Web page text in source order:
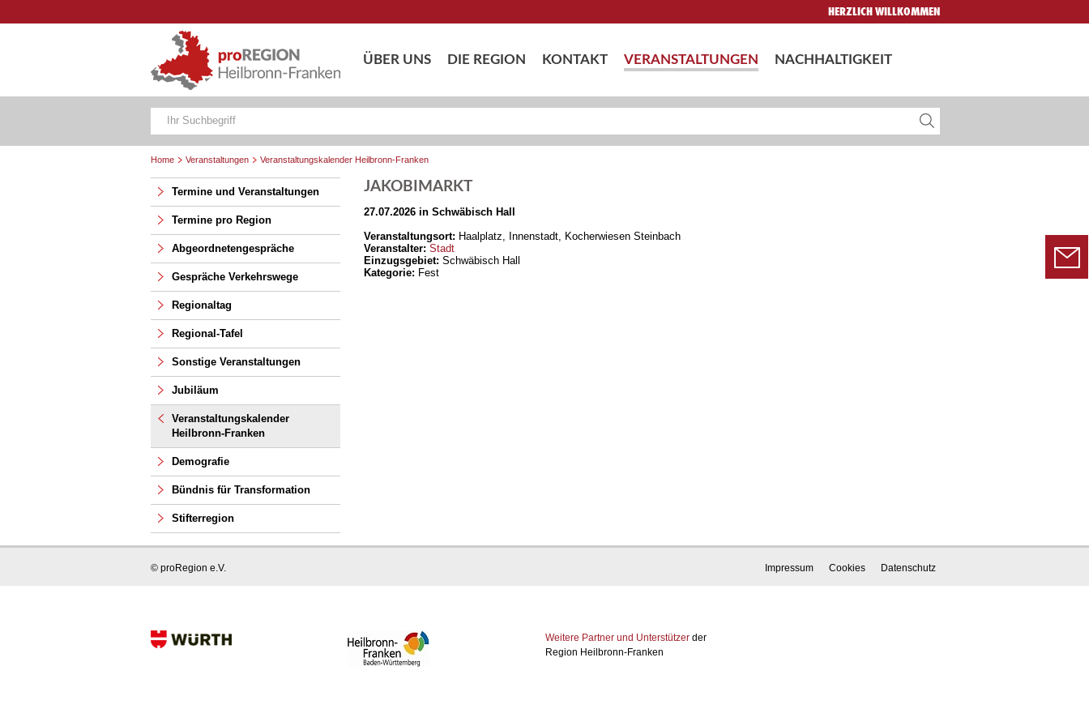
HERZLICH WILLKOMMEN
ÜBER UNS DIE REGION KONTAKT VERANSTALTUNGEN NACHHALTIGKEIT
Home Veranstaltungen Veranstaltungskalender Heilbronn-Franken
Termine und Veranstaltungen
Termine pro Region
Abgeordnetengespräche
Gespräche Verkehrswege
Regionaltag
Regional-Tafel
Sonstige Veranstaltungen
Jubiläum
Veranstaltungskalender
Heilbronn-Franken
Demografie
Bündnis für Transformation
Stifterregion
JAKOBIMARKT
27.07.2026 in Schwäbisch Hall
Veranstaltungsort: Haalplatz, Innenstadt, Kocherwiesen Steinbach
Veranstalter: Stadt
Einzugsgebiet: Schwäbisch Hall
Kategorie: Fest
© proRegion e.V. Impressum Cookies Datenschutz
Weitere Partner und Unterstützerder
Region Heilbronn-Franken